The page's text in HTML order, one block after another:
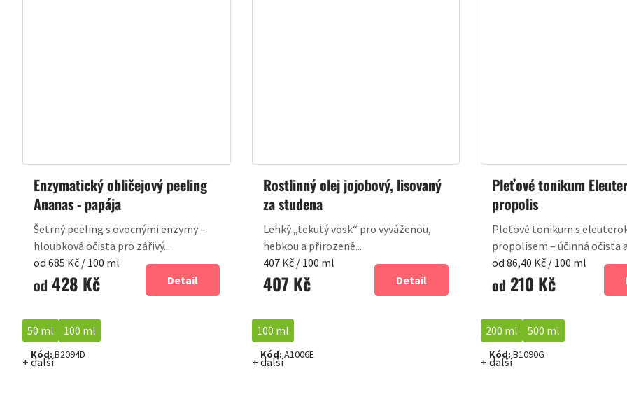
Enzymatický obličejový peeling
Ananas - papája
od 428 Kč
Měrná
cena:
od 685 Kč / 100 ml
Detail
Šetrný peeling s ovocnými enzymy –
hloubková očista pro zářivý...
50 ml 100 ml
+ další
Kód: B2094D
Rostlinný olej jojobový, lisovaný
za studena
407 Kč
Měrná
cena:
407 Kč / 100 ml
Detail
Lehký „tekutý vosk“ pro vyváženou,
hebkou a přirozeně...
100 ml
+ další
Kód: A1006E
Pleťové tonikum
propolis
od 210 Kč
Měrná
cena:
od 86,40 Kč / 100 ml
Pleťové tonikum s
propolisem – účinná očista
200 ml 500 ml
+ další
Kód: B1090G